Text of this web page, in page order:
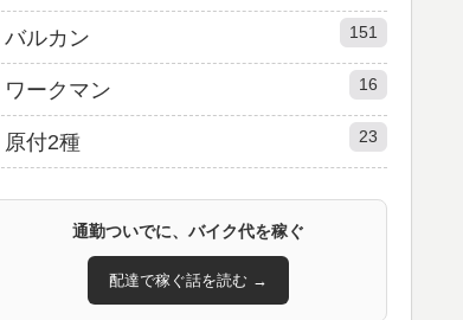
バルカン 151
ワークマン 16
原付2種 23
通勤ついでに、バイク代を稼ぐ
配達で稼ぐ話を読む →